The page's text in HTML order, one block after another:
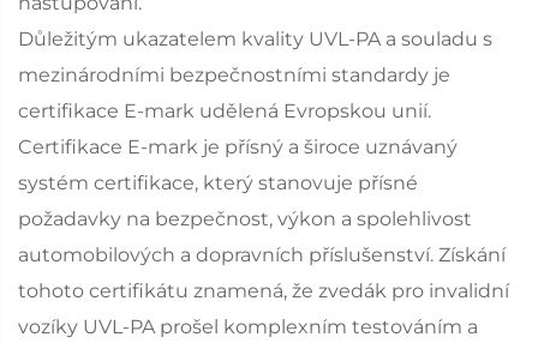
Důležitým ukazatelem kvality UVL-PA a souladu s
mezinárodními bezpečnostními standardy je
certifikace E-mark udělená Evropskou unií.
Certifikace E-mark je přísný a široce uznávaný
systém certifikace, který stanovuje přísné
požadavky na bezpečnost, výkon a spolehlivost
automobilových a dopravních příslušenství. Získání
tohoto certifikátu znamená, že zvedák pro invalidní
vozíky UVL-PA prošel komplexním testováním a